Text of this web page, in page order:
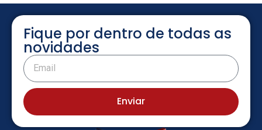
Fique por dentro de todas as
novidades
Enviar